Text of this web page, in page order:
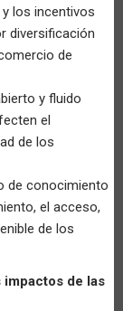
los incentivos
diversificación
de
y fluido
el
de los
de conocimiento
el acceso,
de los
de las